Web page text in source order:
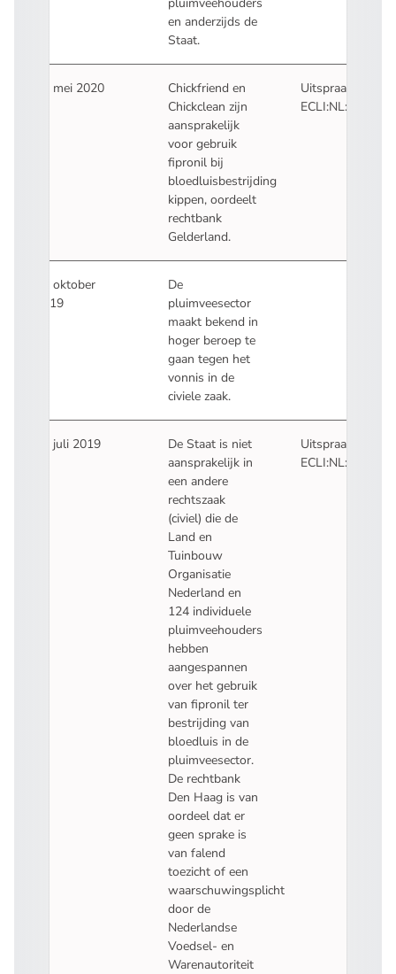
en anderzijds de
Staat.
20 mei 2020
Chickfriend en
Chickclean zijn
aansprakelijk
voor gebruik
fipronil bij
bloedluisbestrijding
kippen, oordeelt
rechtbank
Gelderland.
Uitspraak:
10 oktober
2019
De
pluimveesector
maakt bekend in
hoger beroep te
gaan tegen het
vonnis in de
civiele zaak.
10 juli 2019
De Staat is niet
aansprakelijk in
een andere
rechtszaak
(civiel) die de
Land en
Tuinbouw
Organisatie
Nederland en
124 individuele
pluimveehouders
hebben
aangespannen
over het gebruik
van fipronil ter
bestrijding van
bloedluis in de
pluimveesector.
De rechtbank
Den Haag is van
oordeel dat er
geen sprake is
van falend
toezicht of een
waarschuwingsplicht
door de
Nederlandse
Voedsel- en
Warenautoriteit
Uitspraak: